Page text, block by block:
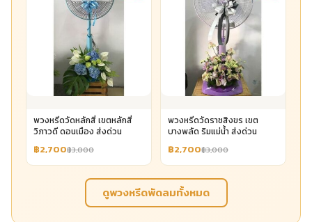
พวงหรีดวัดหลักสี่ เขตหลักสี่
วิภาวดี ดอนเมือง ส่งด่วน
฿2,700฿3,000
พวงหรีดวัดราชสิงขร เขต
บางพลัด ริมแม่น้ำ ส่งด่วน
฿2,700฿3,000
ดูพวงหรีดพัดลมทั้งหมด